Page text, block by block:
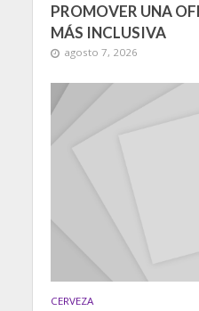
PROMOVER UNA
MÁS INCLUSIVA
agosto 7, 2026
CERVEZA